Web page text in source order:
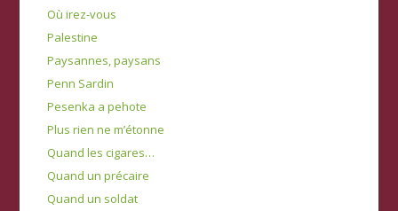
Où irez-vous
Palestine
Paysannes, paysans
Penn Sardin
Pesenka a pehote
Plus rien ne m’étonne
Quand les cigares…
Quand un précaire
Quand un soldat